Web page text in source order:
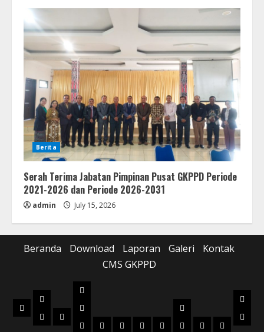
Berita
Serah Terima Jabatan Pimpinan Pusat GKPPD Periode
2021-2026 dan Periode 2026-2031
admin July 15, 2026
Beranda Download Laporan Galeri
Kontak
CMS GKPPD
Beranda
Download
MusikMusik
Laporan
Realisasi
Anggaran
2022 2023 2024 2025 2026
Pilot
Project
2022 2023 2024
Foto